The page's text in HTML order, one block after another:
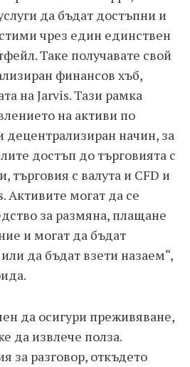
да бъдат достъпни и
чрез един единствен
Таке получавате свой
финансов хъб,
на Jarvis. Тази рамка
на активи по
децентрализиран начин, за
достъп до търговията с
търговия с валута и CFD и
Активите могат да се
за размяна, плащане
и могат да бъдат
да бъдат взети назаем“,
да осигури преживяване,
да извлече полза.
за разговор, откъдето